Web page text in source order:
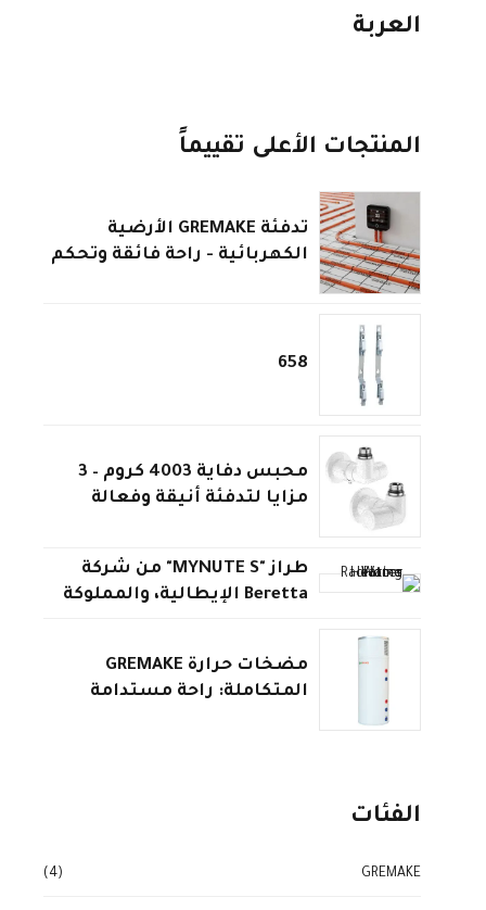
العربة
المنتجات الأعلى تقييماً
تدفئة GREMAKE الأرضية
الكهربائية - راحة فائقة وتحكم
658
محبس دفاية 4003 كروم – 3
مزايا لتدفئة أنيقة وفعالة
طراز "MYNUTE S" من شركة
Beretta الإيطالية، والمملوكة
مضخات حرارة GREMAKE
المتكاملة: راحة مستدامة
الفئات
GREMAKE
(4)